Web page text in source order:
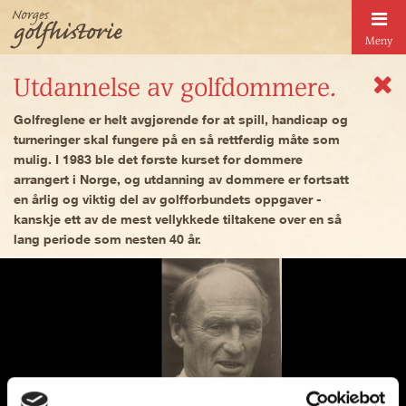
Meny
Utdannelse av golfdommere.
Golfreglene er helt avgjørende for at spill, handicap og
turneringer skal fungere på en så rettferdig måte som
mulig. I 1983 ble det første kurset for dommere
arrangert i Norge, og utdanning av dommere er fortsatt
en årlig og viktig del av golfforbundets oppgaver -
kanskje ett av de mest vellykkede tiltakene over en så
lang periode som nesten 40 år.